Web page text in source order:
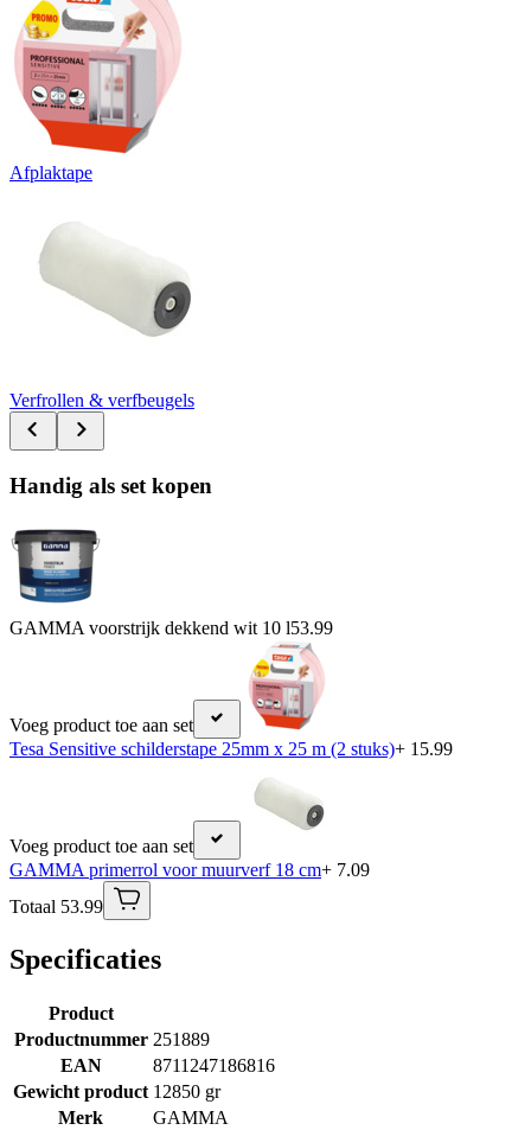
Afplaktape
Verfrollen & verfbeugels
Handig als set kopen
GAMMA voorstrijk dekkend wit 10 l53.99
Voeg product toe aan set
Tesa Sensitive schilderstape 25mm x 25 m (2 stuks)+ 15.99
Voeg product toe aan set
GAMMA primerrol voor muurverf 18 cm+ 7.09
Totaal 53.99
Specificaties
Product
Productnummer 251889
EAN
8711247186816
Gewicht product 12850 gr
Merk
GAMMA